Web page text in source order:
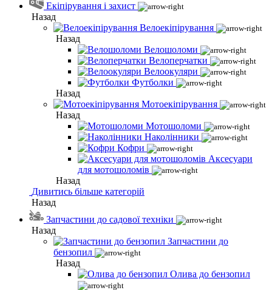
Екіпірування і захист
Назад
Велоекіпірування
Назад
Велошоломи
Велоперчатки
Велоокуляри
Футболки
Назад
Мотоекіпірування
Назад
Мотошоломи
Наколінники
Кофри
Аксесуари
для мотошоломів
Назад
Дивитись більше категорій
Назад
Запчастини до садової техніки
Назад
Запчастини до
бензопил
Назад
Олива до бензопил